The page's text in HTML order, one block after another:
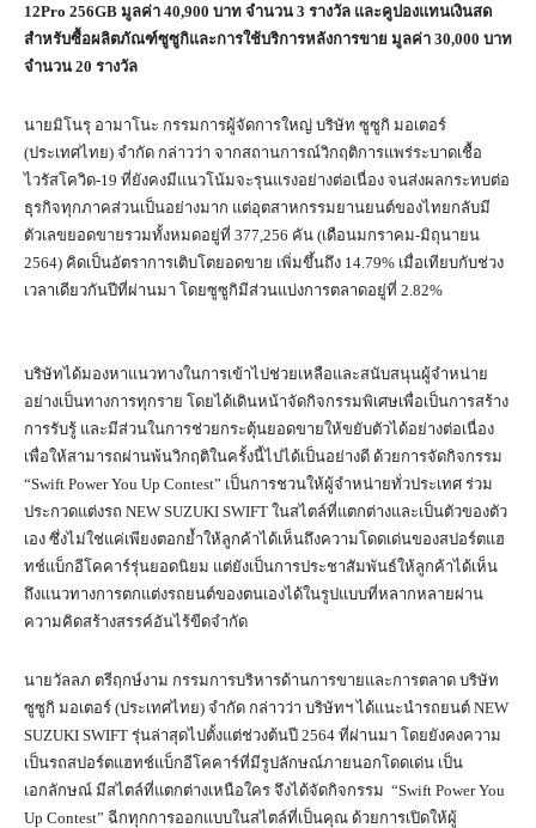
12Pro 256GB มูลค่า 40,900 บาท จำนวน 3 รางวัล และคูปองแทนเงินสด
สำหรับซื้อผลิตภัณฑ์ซูซูกิและการใช้บริการหลังการขาย มูลค่า 30,000 บาท
จำนวน 20 รางวัล
นายมิโนรุ อามาโนะ กรรมการผู้จัดการใหญ่ บริษัท ซูซูกิ มอเตอร์
(ประเทศไทย) จำกัด กล่าวว่า จากสถานการณ์วิกฤติการแพร่ระบาดเชื้อ
ไวรัสโควิด-19 ที่ยังคงมีแนวโน้มจะรุนแรงอย่างต่อเนื่อง จนส่งผลกระทบต่อ
ธุรกิจทุกภาคส่วนเป็นอย่างมาก แต่อุตสาหกรรมยานยนต์ของไทยกลับมี
ตัวเลขยอดขายรวมทั้งหมดอยู่ที่ 377,256 คัน (เดือนมกราคม-มิถุนายน
2564) คิดเป็นอัตราการเติบโตยอดขาย เพิ่มขึ้นถึง 14.79% เมื่อเทียบกับช่วง
เวลาเดียวกันปีที่ผ่านมา โดยซูซูกิมีส่วนแบ่งการตลาดอยู่ที่ 2.82%
บริษัทได้มองหาแนวทางในการเข้าไปช่วยเหลือและสนับสนุนผู้จำหน่าย
อย่างเป็นทางการทุกราย โดยได้เดินหน้าจัดกิจกรรมพิเศษเพื่อเป็นการสร้าง
การรับรู้ และมีส่วนในการช่วยกระตุ้นยอดขายให้ขยับตัวได้อย่างต่อเนื่อง
เพื่อให้สามารถผ่านพ้นวิกฤติในครั้งนี้ไปได้เป็นอย่างดี ด้วยการจัดกิจกรรม
“Swift Power You Up Contest” เป็นการชวนให้ผู้จำหน่ายทั่วประเทศ ร่วม
ประกวดแต่งรถ NEW SUZUKI SWIFT ในสไตล์ที่แตกต่างและเป็นตัวของตัว
เอง ซึ่งไม่ใช่แค่เพียงตอกย้ำให้ลูกค้าได้เห็นถึงความโดดเด่นของสปอร์ตแฮ
ทช์แบ็กอีโคคาร์รุ่นยอดนิยม แต่ยังเป็นการประชาสัมพันธ์ให้ลูกค้าได้เห็น
ถึงแนวทางการตกแต่งรถยนต์ของตนเองได้ในรูปแบบที่หลากหลายผ่าน
ความคิดสร้างสรรค์อันไร้ขีดจำกัด
นายวัลลภ ตรีฤกษ์งาม กรรมการบริหารด้านการขายและการตลาด บริษัท
ซูซูกิ มอเตอร์ (ประเทศไทย) จำกัด กล่าวว่า บริษัทฯ ได้แนะนำรถยนต์ NEW
SUZUKI SWIFT รุ่นล่าสุดไปตั้งแต่ช่วงต้นปี 2564 ที่ผ่านมา โดยยังคงความ
เป็นรถสปอร์ตแฮทช์แบ็กอีโคคาร์ที่มีรูปลักษณ์ภายนอกโดดเด่น เป็น
เอกลักษณ์ มีสไตล์ที่แตกต่างเหนือใคร จึงได้จัดกิจกรรม “Swift Power You
Up Contest” ฉีกทุกการออกแบบในสไตล์ที่เป็นคุณ ด้วยการเปิดให้ผู้